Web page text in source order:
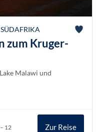
zum Kruger-
Malawi und
12 Zur Reise